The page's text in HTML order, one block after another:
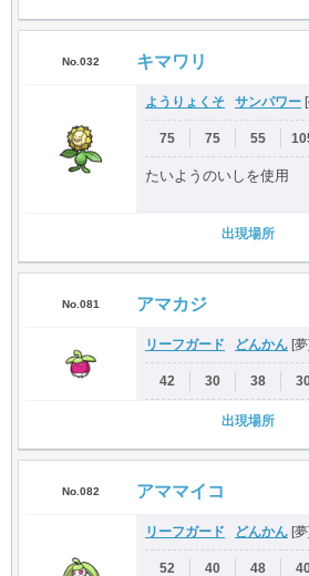
No.032 キマワリ
ようりょくそ サンパワー
75 75 55
たいようのいしを使用
出現場所
No.081 アマカジ
リーフガード どんかん [夢]
42 30 38
出現場所
No.082 アママイコ
リーフガード どんかん [夢]
52 40 48